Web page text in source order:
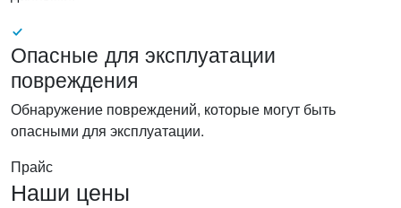
Опасные для эксплуатации
повреждения
Обнаружение повреждений, которые могут быть
опасными для эксплуатации.
Прайс
Наши цены